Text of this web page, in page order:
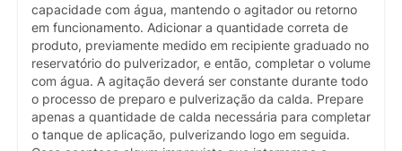
capacidade com água, mantendo o agitador ou retorno
em funcionamento. Adicionar a quantidade correta de
produto, previamente medido em recipiente graduado no
reservatório do pulverizador, e então, completar o volume
com água. A agitação deverá ser constante durante todo
o processo de preparo e pulverização da calda. Prepare
apenas a quantidade de calda necessária para completar
o tanque de aplicação, pulverizando logo em seguida.